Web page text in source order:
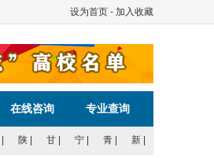
设为首页 - 加入收藏
在线咨询 专业查询
陕 甘 宁 青 新